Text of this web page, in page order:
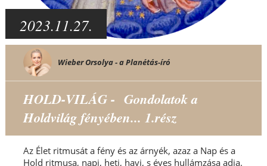
2023.11.27.
Wieber Orsolya - a Planétás-író
HOLD-VILÁG - Gondolatok a
Holdvilág fényében... 1.rész
Az Élet ritmusát a fény és az árnyék, azaz a Nap és a
Hold ritmusa, napi, heti, havi, s éves hullámzása adja.